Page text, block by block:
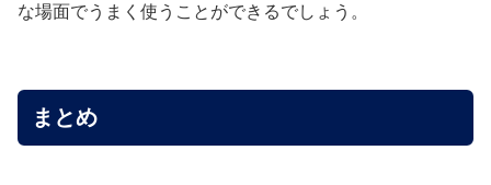
な場面でうまく使うことができるでしょう。
まとめ